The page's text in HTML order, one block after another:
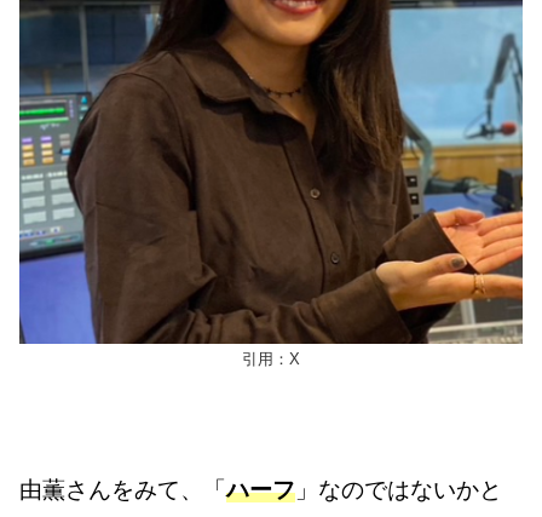
引用：X
由薫さんをみて、「ハーフ 」なのではないかと